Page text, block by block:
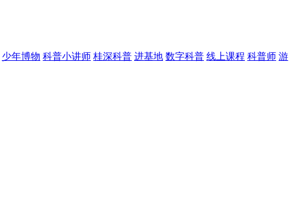
少年博物 科普小讲师 桂深科普 进基地 数字科普 线上课程 科普师 游